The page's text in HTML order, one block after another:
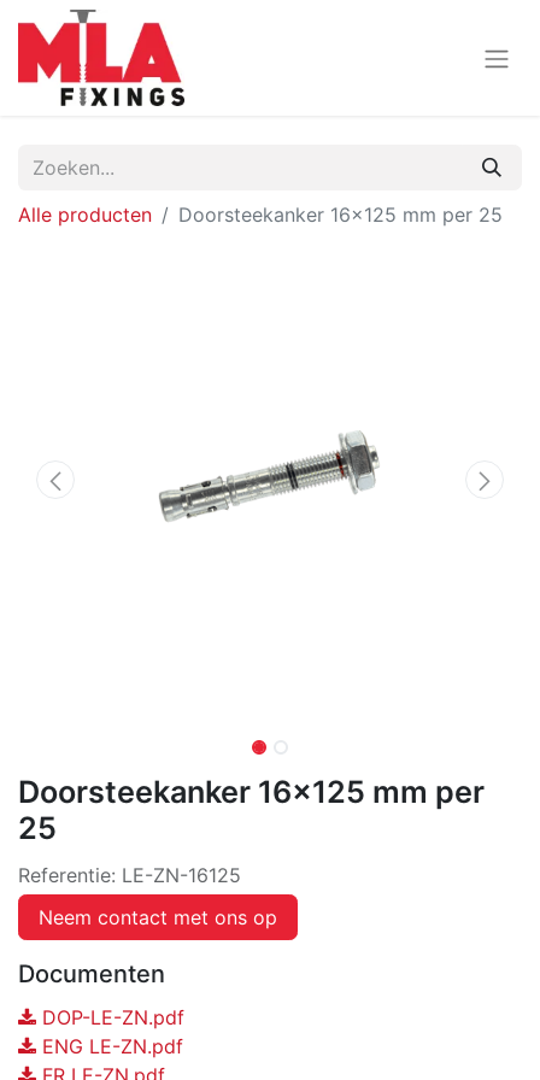
Alle producten Doorsteekanker 16x125 mm per 25
Doorsteekanker 16x125 mm per
25
Referentie: LE-ZN-16125
Neem contact met ons op
Documenten
DOP-LE-ZN.pdf
ENG LE-ZN.pdf
FR LE-ZN.pdf